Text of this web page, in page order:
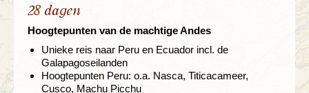
28 dagen
Hoogtepunten van de machtige Andes
Unieke reis naar Peru en Ecuador incl. de
Galapagoseilanden
Hoogtepunten Peru: o.a. Nasca, Titicacameer,
Cusco, Machu Picchu